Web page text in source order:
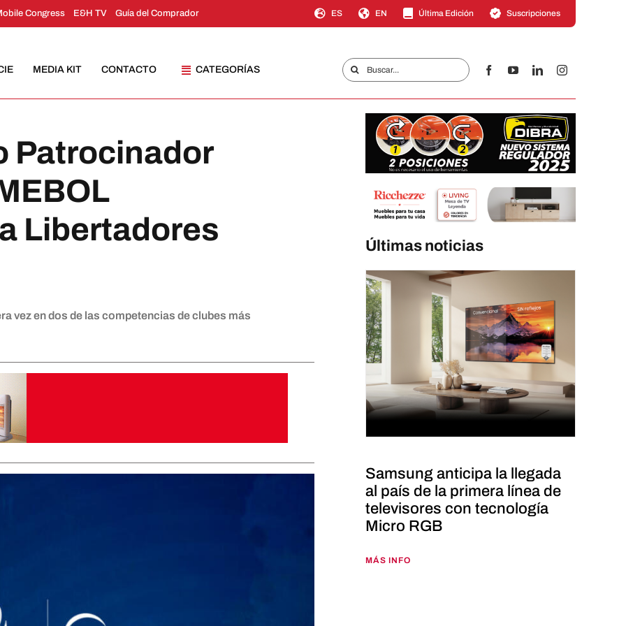
Congress E&H TV Guía del Comprador ES EN Última Edición Suscripciones
MEDIA KIT CONTACTO CATEGORÍAS
Buscar:
Patrocinador
Libertadores
vez en dos de las competencias de clubes más
Últimas noticias
Samsung anticipa la llegada
al país de la primera línea de
televisores con tecnología
Micro RGB
MÁS INFO